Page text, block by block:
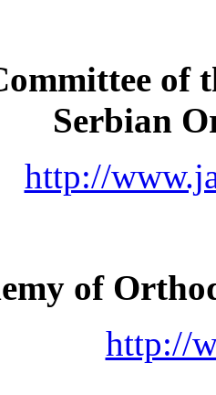
of
Serbian
http://
of
http://